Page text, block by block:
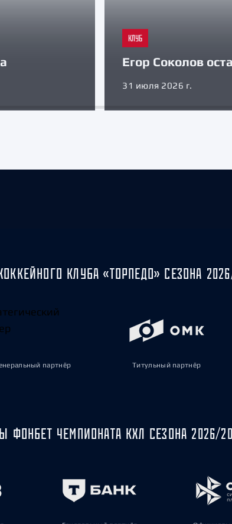
КЛУБ
Егор Соколов
31 июля 2026 г.
КЛУБА «ТОРПЕДО» СЕЗОНА
партнёр Титульный партнёр
ФОНБЕТ ЧЕМПИОНАТА КХЛ СЕЗОНА 2026/